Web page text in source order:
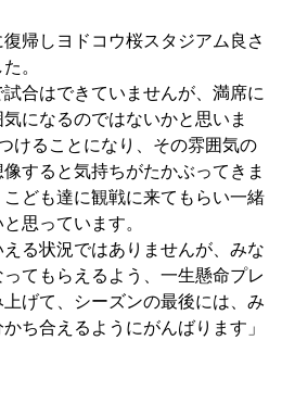
復帰しヨドコウ桜スタジアム良さ
。
合はできていませんが、満席に
になるのではないかと思いま
けることになり、その雰囲気の
すると気持ちがたかぶってきま
ども達に観戦に来てもらい一緒
思っています。
る状況ではありませんが、みな
てもらえるよう、一生懸命プレ
げて、シーズンの最後には、み
ち合えるようにがんばります」